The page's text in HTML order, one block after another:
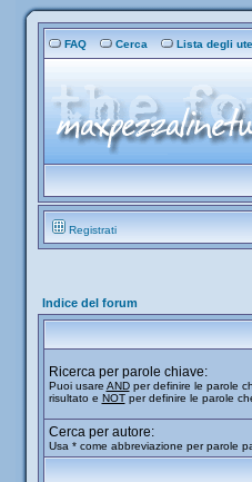
FAQ Cerca Lista degli
Registrati
Indice del forum
Ricerca per parole chiave:
Puoi usare ANDper definire le parole
risultato e NOTper definire le parole
Cerca per autore:
Usa * come abbreviazione per parole